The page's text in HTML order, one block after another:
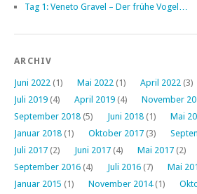
Tag 1: Veneto Gravel – Der frühe Vogel…
ARCHIV
Juni 2022 (1) Mai 2022 (1) April 2022 (3)
Juli 2019 (4) April 2019 (4) November
September 2018 (5) Juni 2018 (1) Mai
Januar 2018 (1) Oktober 2017 (3)
Juli 2017 (2) Juni 2017 (4) Mai 2017 (2)
September 2016 (4) Juli 2016 (7) Mai
Januar 2015 (1) November 2014(1)